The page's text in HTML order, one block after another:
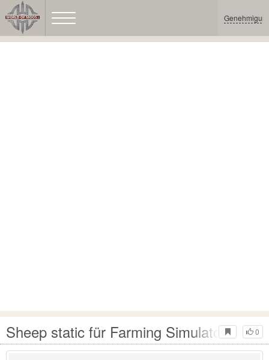
0
Sheep static für Farming Simulator 2015